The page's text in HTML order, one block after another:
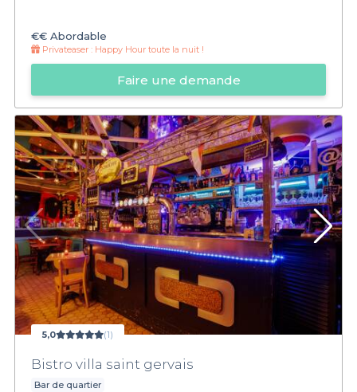
€€ Abordable
Privateaser : Happy Hour toute la nuit !
Faire une demande
5,0 (1)
Bistro villa saint gervais
Bar de quartier